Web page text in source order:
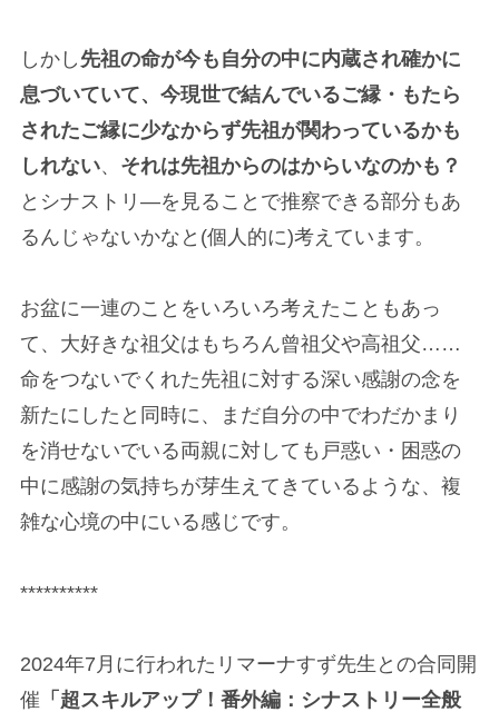
しかし 先祖の命が今も自分の中に内蔵され確かに
息づいていて、今現世で結んでいるご縁・もたら
されたご縁に少なからず先祖が関わっているかも
しれない、 それは先祖からのはからいなのかも？
とシナストリ―を見ることで推察できる部分もあ
るんじゃないかなと(個人的に)考えています。
お盆に一連のことをいろいろ考えたこともあっ
て、大好きな祖父はもちろん曾祖父や高祖父……
命をつないでくれた先祖に対する深い感謝の念を
新たにしたと同時に、まだ自分の中でわだかまり
を消せないでいる両親に対しても戸惑い・困惑の
中に感謝の気持ちが芽生えてきているような、複
雑な心境の中にいる感じです。
**********
2024年7月に行われたリマーナすず先生との合同開
催 「超スキルアップ！番外編：シナストリー全般